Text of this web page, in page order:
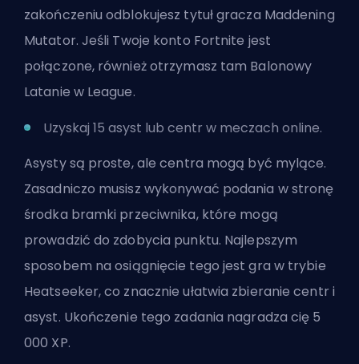
zakończeniu odblokujesz tytuł gracza Maddening
Mutator. Jeśli Twoje konto Fortnite jest
połączone, również otrzymasz tam Balonowy
Latanie w League.
Uzyskaj 15 asyst lub centr w meczach online.
Asysty są proste, ale centra mogą być mylące.
Zasadniczo musisz wykonywać podania w stronę
środka bramki przeciwnika, które mogą
prowadzić do zdobycia punktu. Najlepszym
sposobem na osiągnięcie tego jest gra w trybie
Heatseeker, co znacznie ułatwia zbieranie centr i
asyst. Ukończenie tego zadania nagradza cię 5
000 XP.